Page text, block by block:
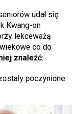
udał się
Kwang-on
lekceważą
co do
znaleźć:
poczynione